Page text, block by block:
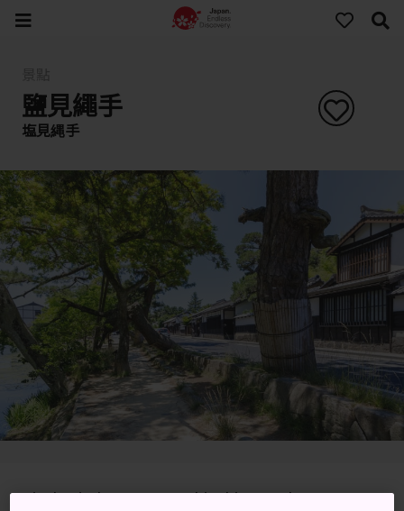
鹽見繩手
塩見縄手
Kitahori-cho, Matsue-shi, Shimane-ken